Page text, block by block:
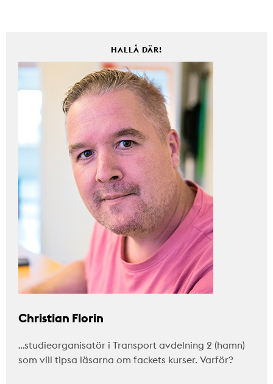
HALLÅ DÄR!
Christian Florin
…studieorganisatör i Transport avdelning 2 (hamn)
som vill tipsa läsarna om fackets kurser. Varför?